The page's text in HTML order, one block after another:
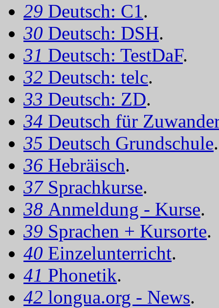
29 Deutsch: C1.
30 Deutsch: DSH.
31 Deutsch: TestDaF.
32 Deutsch: telc.
33 Deutsch: ZD.
34 Deutsch für
35 Deutsch Grundschule.
36 Hebräisch.
37 Sprachkurse.
38 Anmeldung - Kurse.
39 Sprachen + Kursorte.
40 Einzelunterricht.
41 Phonetik.
42 longua.org - News.